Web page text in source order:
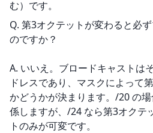
む）です。
Q. 第3オクテットが変わると必
のですか？
A. いいえ。ブロードキャストは
ドレスであり、マスクによって
かどうかが決まります。/20 の
係しますが、/24 なら第3オクテ
トのみが可変です。